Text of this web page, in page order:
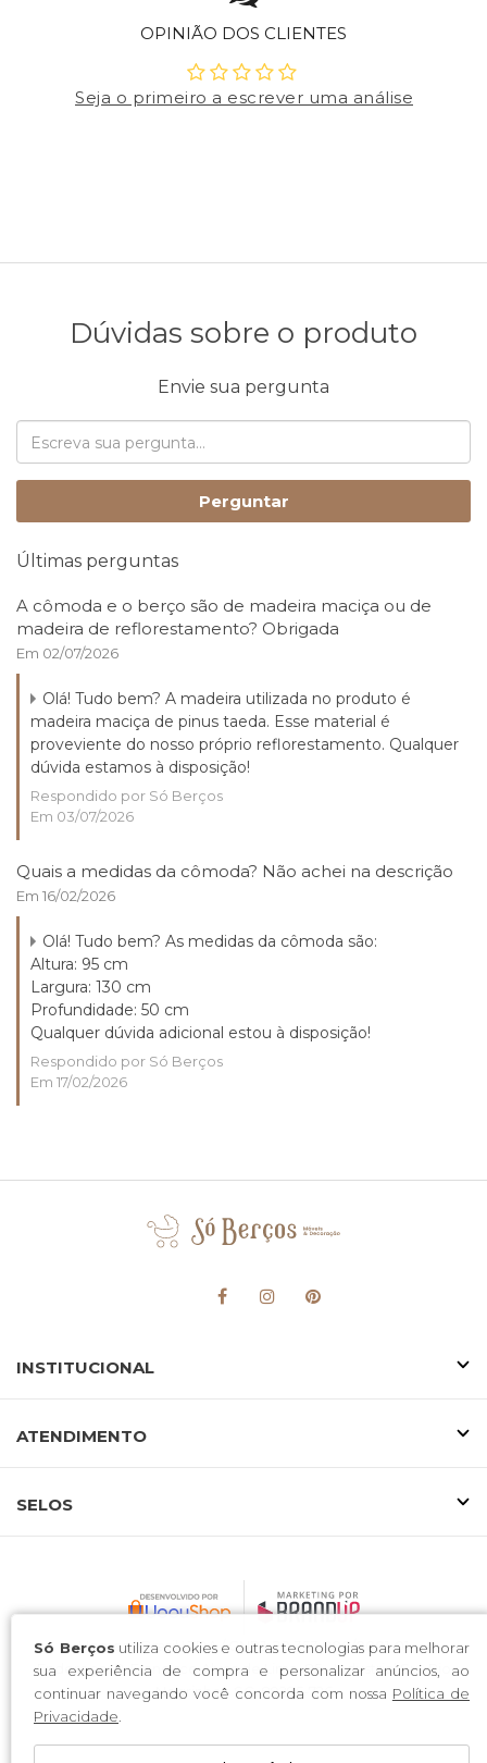
Só Berços utiliza cookies e outras tecnologias para melhorar
sua experiência de compra e personalizar anúncios, ao
continuar navegando você concorda com nossa Política de
Privacidade
OPINIÃO DOS CLIENTES
Seja o primeiro a escrever uma análise
Dúvidas sobre o produto
Envie sua pergunta
Perguntar
Últimas perguntas
A cômoda e o berço são de madeira maciça ou de
madeira de reflorestamento? Obrigada
Em 02/07/2026
Olá! Tudo bem? A madeira utilizada no produto é
madeira maciça de pinus taeda. Esse material é
proveviente do nosso próprio reflorestamento. Qualquer
dúvida estamos à disposição!
Respondido por Só Berços
Em 03/07/2026
Quais a medidas da cômoda? Não achei na descrição
Em 16/02/2026
Olá! Tudo bem? As medidas da cômoda são:
Altura: 95 cm
Largura: 130 cm
Profundidade: 50 cm
Qualquer dúvida adicional estou à disposição!
Respondido por Só Berços
Em 17/02/2026
INSTITUCIONAL
ATENDIMENTO
SELOS
Homezy Brasil LTDA / CNPJ: 20.353.800/0001-01
Endereço: R. Francisco Alves de Lima, 85 - Industrial Sul, Rio
Negrinho - SC, 89295-726